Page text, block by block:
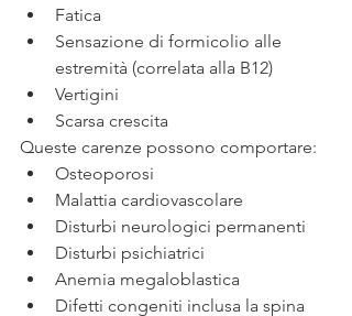
Fatica
Sensazione di formicolio alle
estremità (correlata alla B12)
Vertigini
Scarsa crescita
Queste carenze possono comportare:
Osteoporosi
Malattia cardiovascolare
Disturbi neurologici permanenti
Disturbi psichiatrici
Anemia megaloblastica
Difetti congeniti inclusa la spina